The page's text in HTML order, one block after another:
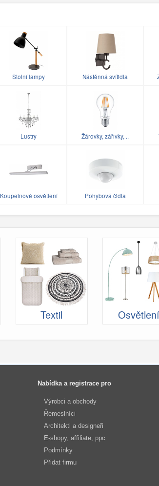
Stolní lampy Nástěnná svítidla
Lustry Žárovky, zářivky, ..
Koupelnové osvětlení Pohybová čidla
Textil Osvětlení
Nabídka a registrace pro
Výrobci a obchody
Řemeslníci
Architekti a designeři
E-shopy, affiliate, ppc
Podmínky
Přidat firmu